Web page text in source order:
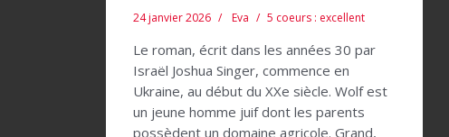
24 janvier 2026 Eva 5 coeurs : excellent
Le roman, écrit dans les années 30 par
Israël Joshua Singer, commence en
Ukraine, au début du XXe siècle. Wolf est
un jeune homme juif dont les parents
possèdent un domaine agricole. Grand,